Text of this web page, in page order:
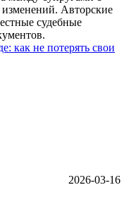
изменений. Авторские
судебные
как не потерять свои
2026-03-16